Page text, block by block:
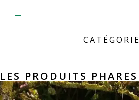
CATÉGORIE
LES PRODUITS PHARES